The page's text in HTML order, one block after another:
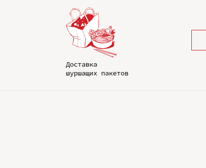
Доставка
шуршащих пакетов